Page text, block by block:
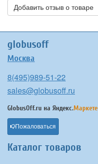
Добавить отзыв о товаре
globusoff
Москва
8(495)989-51-22
sales@globusoff.ru
GlobusOff.ru на Яндекс.Маркете
Пожаловаться
Каталог товаров